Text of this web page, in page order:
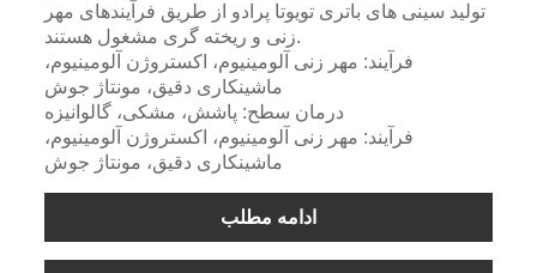
تولید سینی های باتری تویوتا پرادو از طریق فرآیندهای مهر
زنی و ریخته گری مشغول هستند.
فرآیند: مهر زنی آلومینیوم، اکستروژن آلومینیوم،
ماشینکاری دقیق، مونتاژ جوش
درمان سطح: پاشش، مشکی، گالوانیزه
فرآیند: مهر زنی آلومینیوم، اکستروژن آلومینیوم،
ماشینکاری دقیق، مونتاژ جوش
ادامه مطلب